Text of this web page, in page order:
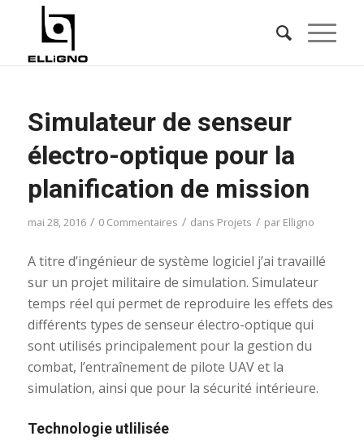
Simulateur de senseur
électro-optique pour la
planification de mission
mai 28, 2016 / 0 Commentaires / dans Projets / par Elligno
A titre d’ingénieur de système logiciel j’ai travaillé
sur un projet militaire de simulation. Simulateur
temps réel qui permet de reproduire les effets des
différents types de senseur électro-optique qui
sont utilisés principalement pour la gestion du
combat, l’entraînement de pilote UAV et la
simulation, ainsi que pour la sécurité intérieure.
Technologie utlilisée